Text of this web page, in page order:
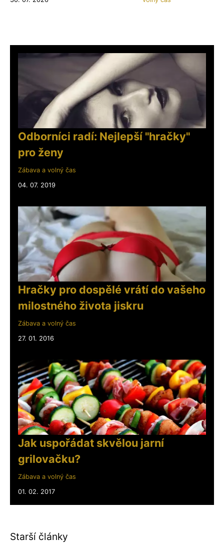
Odborníci radí: Nejlepší "hračky"
pro ženy
Zábava a volný čas
04. 07. 2019
Hračky pro dospělé vrátí do vašeho
milostného života jiskru
Zábava a volný čas
27. 01. 2016
Jak uspořádat skvělou jarní
grilovačku?
Zábava a volný čas
01. 02. 2017
Starší články